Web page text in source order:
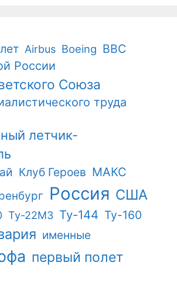
Airbus Boeing ВВС
России
Союза
труда
летчик-
Клуб Героев МАКС
Россия США
Ту-22М3 Ту-144 Ту-160
именные
первый полет